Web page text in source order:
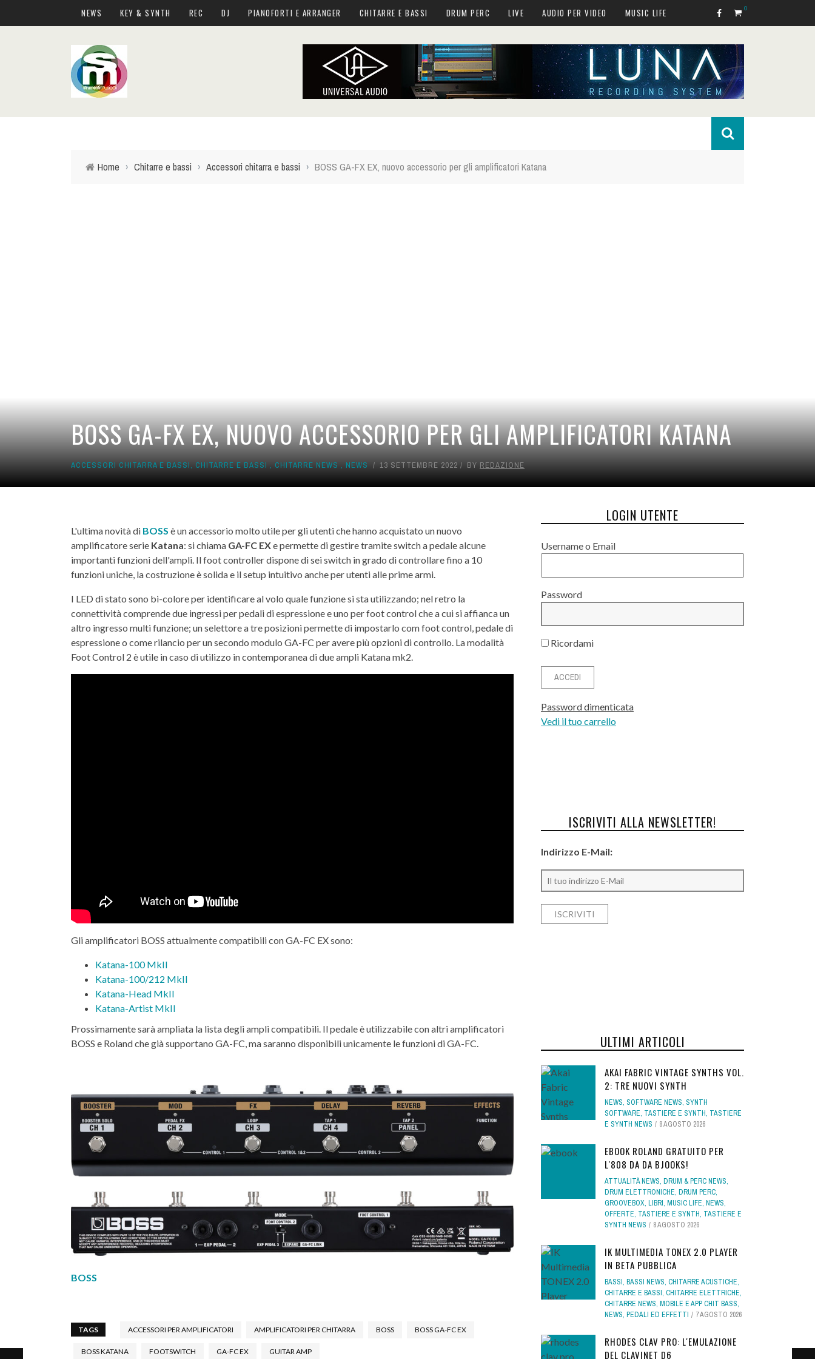
NEWS KEY & SYNTH REC DJ PIANOFORTI E ARRANGER CHITARRE E BASSI DRUM PERC LIVE AUDIO PER VIDEO MUSIC LIFE 0
Home › Chitarre e bassi › Accessori chitarra e bassi › BOSS GA-FX EX, nuovo accessorio per gli amplificatori Katana
BOSS GA-FX EX, NUOVO ACCESSORIO PER GLI AMPLIFICATORI KATANA
ACCESSORI CHITARRA E BASSI, CHITARRE E BASSI , CHITARRE NEWS , NEWS 13 SETTEMBRE 2022 BY REDAZIONE
L'ultima novità di BOSS è un accessorio molto utile per gli utenti che hanno acquistato un nuovo
amplificatore serie Katana: si chiama GA-FC EXe permette di gestire tramite switch a pedale alcune
importanti funzioni dell'ampli. Il foot controller dispone di sei switch in grado di controllare fino a 10
funzioni uniche, la costruzione è solida e il setup intuitivo anche per utenti alle prime armi.
I LED di stato sono bi-colore per identificare al volo quale funzione si sta utilizzando; nel retro la
connettività comprende due ingressi per pedali di espressione e uno per foot control che a cui si affianca un
altro ingresso multi funzione; un selettore a tre posizioni permette di impostarlo com foot control, pedale di
espressione o come rilancio per un secondo modulo GA-FC per avere più opzioni di controllo. La modalità
Foot Control 2 è utile in caso di utilizzo in contemporanea di due ampli Katana mk2.
Gli amplificatori BOSS attualmente compatibili con GA-FC EX sono:
Katana-100 MkII
Katana-100/212 MkII
Katana-Head MkII
Katana-Artist MkII
Prossimamente sarà ampliata la lista degli ampli compatibili. Il pedale è utilizzabile con altri amplificatori
BOSS e Roland che già supportano GA-FC, ma saranno disponibili unicamente le funzioni di GA-FC.
BOSS
TAGS ACCESSORI PER AMPLIFICATORI AMPLIFICATORI PER CHITARRA BOSS BOSS GA-FC EX
BOSS KATANA FOOTSWITCH GA-FC EX GUITAR AMP
LOGIN UTENTE
Username o Email
Password
Ricordami
Password dimenticata
Vedi il tuo carrello
ISCRIVITI ALLA NEWSLETTER!
Indirizzo E-Mail:
ULTIMI ARTICOLI
AKAI FABRIC VINTAGE SYNTHS VOL.
2: TRE NUOVI SYNTH
NEWS, SOFTWARE NEWS, SYNTH
SOFTWARE, TASTIERE E SYNTH, TASTIERE
E SYNTH NEWS
8 AGOSTO 2026
EBOOK ROLAND GRATUITO PER
L'808 DA DA BJOOKS!
ATTUALITÀ NEWS, DRUM & PERC NEWS,
DRUM ELETTRONICHE, DRUM PERC,
GROOVEBOX, LIBRI, MUSIC LIFE, NEWS,
OFFERTE, TASTIERE E SYNTH, TASTIERE E
SYNTH NEWS
8 AGOSTO 2026
IK MULTIMEDIA TONEX 2.0 PLAYER
IN BETA PUBBLICA
BASSI, BASSI NEWS, CHITARRE ACUSTICHE,
CHITARRE E BASSI, CHITARRE ELETTRICHE,
CHITARRE NEWS, MOBILE E APP CHIT BASS,
NEWS, PEDALI ED EFFETTI 7 AGOSTO 2026
RHODES CLAV PRO: L'EMULAZIONE
DEL CLAVINET D6